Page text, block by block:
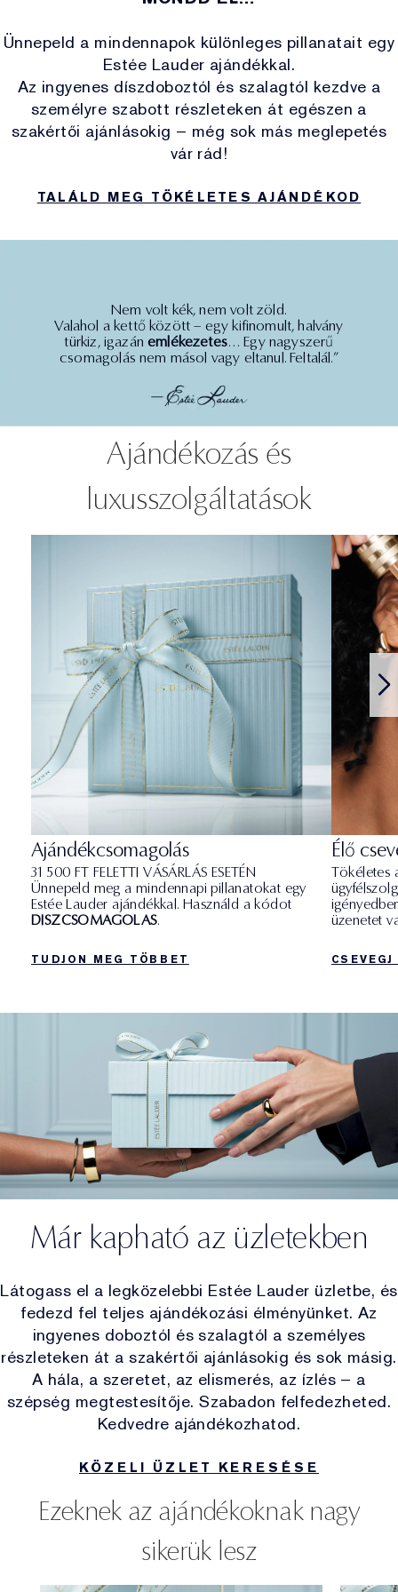
Célzott kezelés
Ajakápolás
Reslilience Multi-Effect
Pink Ribbon Collection
SPF alaptermékek
Utolsó esély
Újratölthető szépségápolás
Sminkutántöltők
Utolsó esély
Újratölthető szépségápolás
Private Collection
The House of Estée Lauder
AERIN Fragrance Collection
Ünnepeld a mindennapok különleges pillanatait egy
Estée Lauder ajándékkal.
Az ingyenes díszdoboztól és szalagtól kezdve a
személyre szabott részleteken át egészen a
szakértői ajánlásokig – még sok más meglepetés
vár rád!
TALÁLD MEG TÖKÉLETES AJÁNDÉKOD
Nem volt kék, nem volt zöld.
Valahol a kettő között – egy kifinomult, halvány
türkiz, igazánemlékezetes… Egy nagyszerű
csomagolás nem másol vagy eltanul. Feltalál.”
Ajándékozás és
luxusszolgáltatások
Ajándékcsomagolás
31 500 FT FELETTI VÁSÁRLÁS ESETÉN
Ünnepeld meg a mindennapi pillanatokat egy
Estée Lauder ajándékkal. Használd a kódot
DISZCSOMAGOLAS.
TUDJON MEG TÖBBET​
Élő
Tökéletes
üzenetet
Már kapható az üzletekben
Látogass el a legközelebbi Estée Lauder üzletbe, és
fedezd fel teljes ajándékozási élményünket. Az
ingyenes doboztól és szalagtól a személyes
részleteken át a szakértői ajánlásokig és sok másig.
A hála, a szeretet, az elismerés, az ízlés – a
szépség megtestesítője. Szabadon felfedezheted.
Kedvedre ajándékozhatod.
KÖZELI ÜZLET KERESÉSE
Ezeknek az ajándékoknak nagy
sikerük lesz